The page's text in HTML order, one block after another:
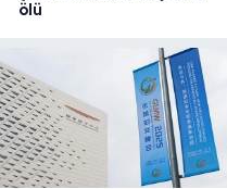
ölü